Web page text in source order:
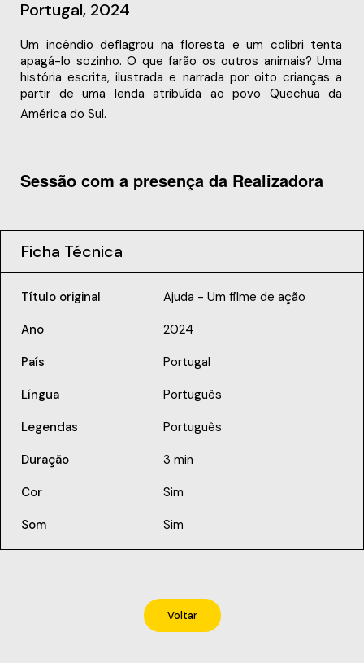
Portugal, 2024
Um incêndio deflagrou na floresta e um colibri tenta
apagá-lo sozinho. O que farão os outros animais? Uma
história escrita, ilustrada e narrada por oito crianças a
partir de uma lenda atribuída ao povo Quechua da
América do Sul.
Sessão com a presença da Realizadora
Ficha Técnica
Título original
Ajuda - Um filme de ação
Ano
2024
País
Portugal
Língua
Português
Legendas
Português
Duração
3 min
Cor
Sim
Som
Sim
Voltar